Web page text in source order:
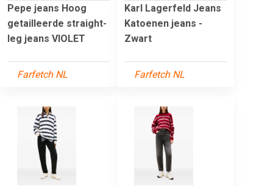
Pepe jeans Hoog
getailleerde straight-
leg jeans VIOLET
Farfetch NL
Karl Lagerfeld Jeans
Katoenen jeans -
Zwart
Farfetch NL